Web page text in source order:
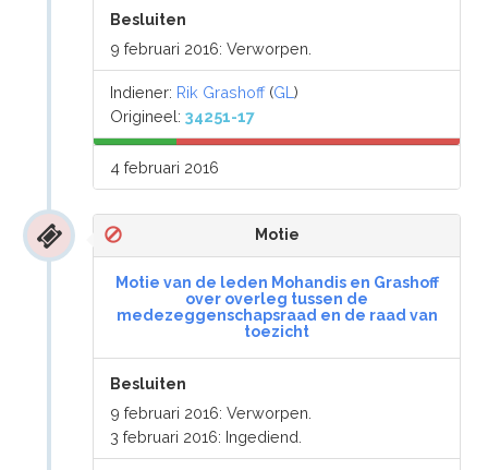
Besluiten
9 februari 2016: Verworpen.
Indiener: Rik Grashoff(GL)
Origineel:34251-17
4 februari 2016
Motie
Motie van de leden Mohandis en Grashoff
over overleg tussen de
medezeggenschapsraad en de raad van
toezicht
Besluiten
9 februari 2016: Verworpen.
3 februari 2016: Ingediend.